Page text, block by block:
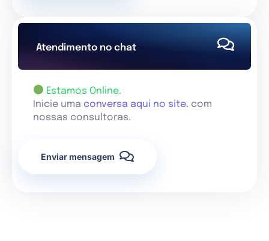
Atendimento no chat
Estamos Online.
Inicie uma conversa aqui no site. com
nossas consultoras.
Enviar mensagem